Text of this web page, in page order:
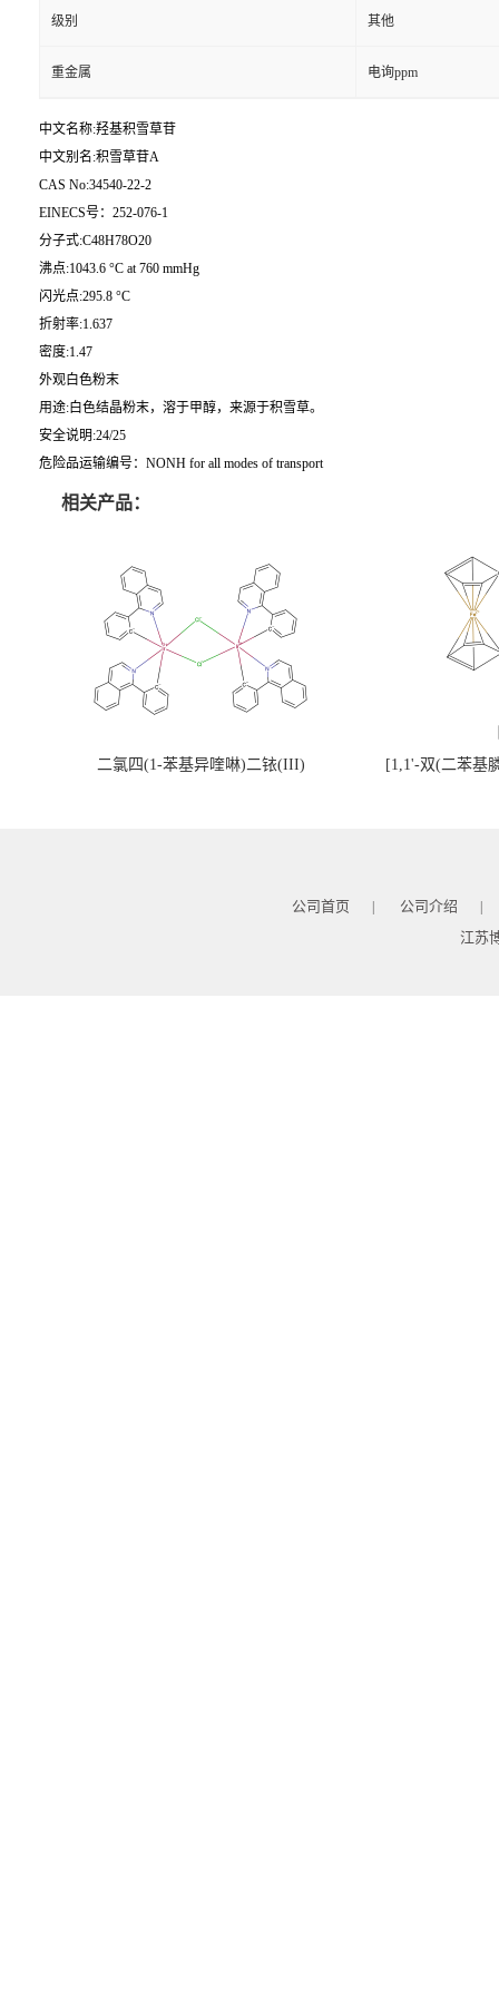
级别 其他
重金属 电询ppm
中文名称:羟基积雪草苷
中文别名:积雪草苷A
CAS No:34540-22-2
EINECS号：252-076-1
分子式:C48H78O20
沸点:1043.6 °C at 760 mmHg
闪光点:295.8 °C
折射率:1.637
密度:1.47
外观白色粉末
用途:白色结晶粉末，溶于甲醇，来源于积雪草。
安全说明:24/25
危险品运输编号：NONH for all modes of transport
相关产品：
二氯四(1-苯基异喹啉)二铱(III) [1,1'-双(二苯基
公司首页 | 公司介绍 |
江苏